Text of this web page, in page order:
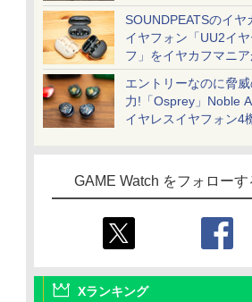
SOUNDPEATSのイヤ
イヤフォン「UU2イヤ
フ」をイヤカフマニア
エントリーなのに脅
力!「Osprey」Noble
イヤレスイヤフォン4
GAME Watch をフォローす
Xランキング